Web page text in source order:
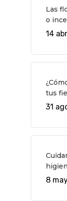
Las
o
14
tus
31
8